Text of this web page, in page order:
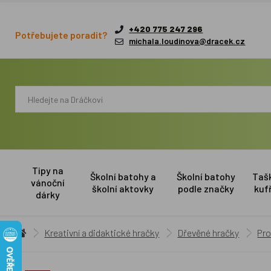
Potřebujete poradit?
+420 775 247 296
michala.loudinova@dracek.cz
Tipy na
vánoční
dárky
Školní batohy a
školní aktovky
Školní batohy
podle značky
Kreativní a didaktické hračky Dřevěné hračky